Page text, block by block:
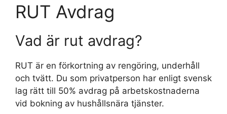
RUT Avdrag
Vad är rut avdrag?
RUT är en förkortning av rengöring, underhåll
och tvätt. Du som privatperson har enligt svensk
lag rätt till 50% avdrag på arbetskostnaderna
vid bokning av hushållsnära tjänster.